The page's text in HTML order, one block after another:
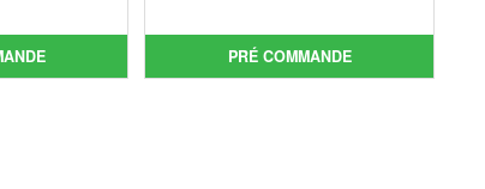
:
était :
€86.05.
actuel
est :
PRÉ COMMANDE